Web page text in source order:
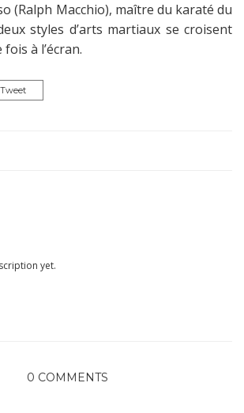
(Ralph Macchio), maître du karaté du
styles d’arts martiaux se croisent
à l’écran.
Tweet
yet.
0 COMMENTS